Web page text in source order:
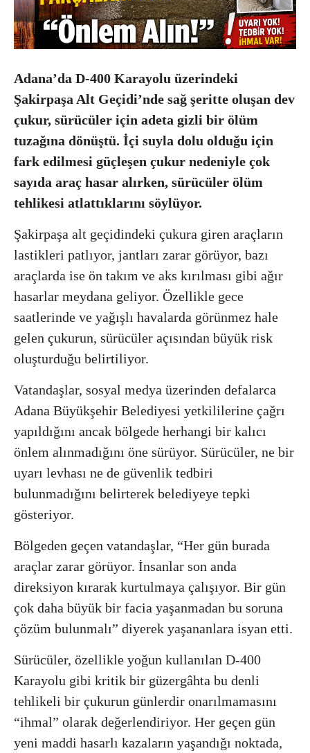
Adana’da D-400 Karayolu üzerindeki
Şakirpaşa Alt Geçidi’nde sağ şeritte oluşan dev
çukur, sürücüler için adeta gizli bir ölüm
tuzağına dönüştü. İçi suyla dolu olduğu için
fark edilmesi güçleşen çukur nedeniyle çok
sayıda araç hasar alırken, sürücüler ölüm
tehlikesi atlattıklarını söylüyor.
Şakirpaşa alt geçidindeki çukura giren araçların
lastikleri patlıyor, jantları zarar görüyor, bazı
araçlarda ise ön takım ve aks kırılması gibi ağır
hasarlar meydana geliyor. Özellikle gece
saatlerinde ve yağışlı havalarda görünmez hale
gelen çukurun, sürücüler açısından büyük risk
oluşturduğu belirtiliyor.
Vatandaşlar, sosyal medya üzerinden defalarca
Adana Büyükşehir Belediyesi yetkililerine çağrı
yapıldığını ancak bölgede herhangi bir kalıcı
önlem alınmadığını öne sürüyor. Sürücüler, ne bir
uyarı levhası ne de güvenlik tedbiri
bulunmadığını belirterek belediyeye tepki
gösteriyor.
Bölgeden geçen vatandaşlar, “Her gün burada
araçlar zarar görüyor. İnsanlar son anda
direksiyon kırarak kurtulmaya çalışıyor. Bir gün
çok daha büyük bir facia yaşanmadan bu soruna
çözüm bulunmalı” diyerek yaşananlara isyan etti.
Sürücüler, özellikle yoğun kullanılan D-400
Karayolu gibi kritik bir güzergâhta bu denli
tehlikeli bir çukurun günlerdir onarılmamasını
“ihmal” olarak değerlendiriyor. Her geçen gün
yeni maddi hasarlı kazaların yaşandığı noktada,